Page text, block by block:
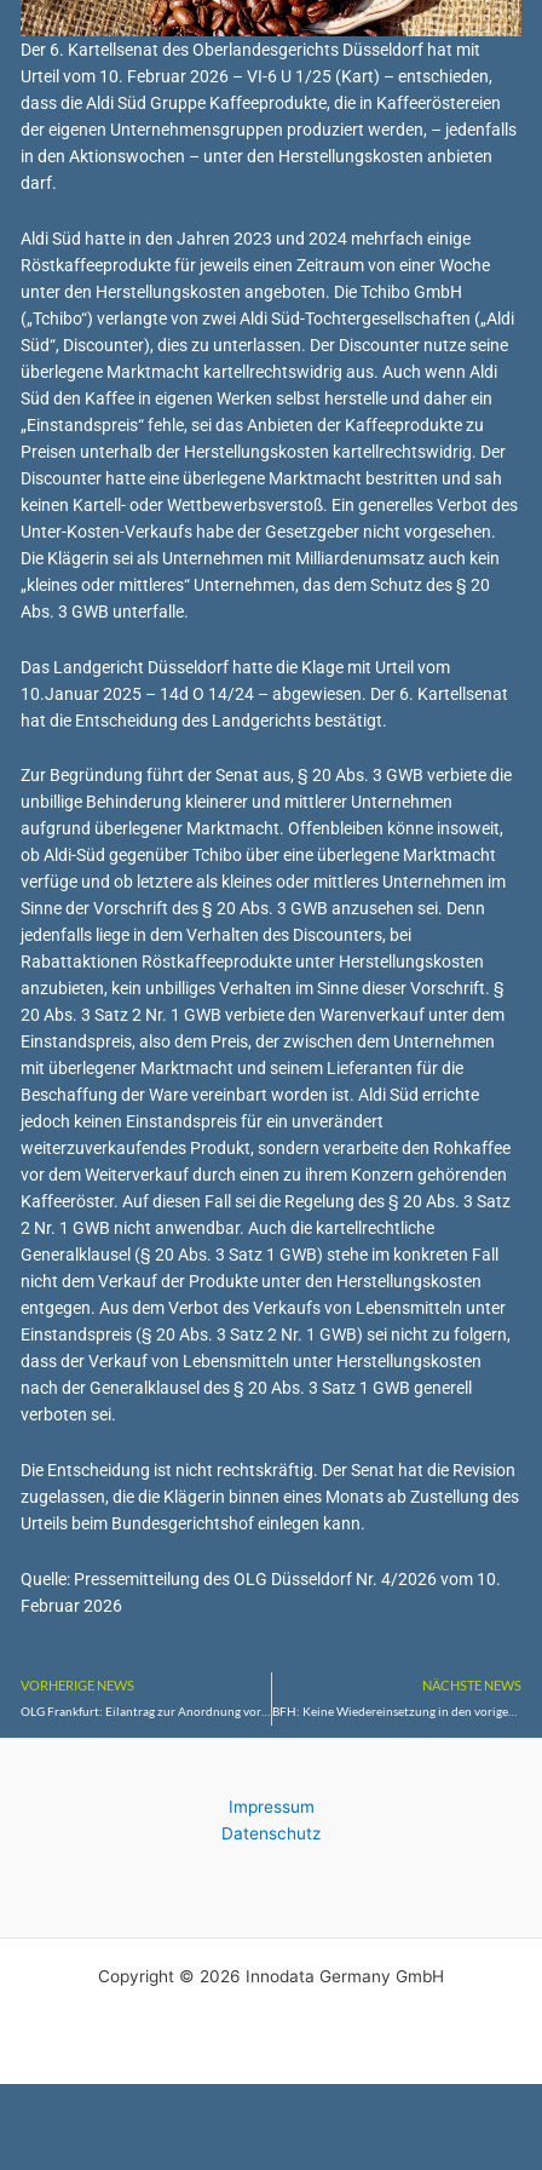
Der 6. Kartellsenat des Oberlandesgerichts Düsseldorf hat mit
Urteil vom 10. Februar 2026 – VI-6 U 1/25 (Kart) – entschieden,
dass die Aldi Süd Gruppe Kaffeeprodukte, die in Kaffeeröstereien
der eigenen Unternehmensgruppen produziert werden, – jedenfalls
in den Aktionswochen – unter den Herstellungskosten anbieten
darf.
Aldi Süd hatte in den Jahren 2023 und 2024 mehrfach einige
Röstkaffeeprodukte für jeweils einen Zeitraum von einer Woche
unter den Herstellungskosten angeboten. Die Tchibo GmbH
(„Tchibo“) verlangte von zwei Aldi Süd-Tochtergesellschaften („Aldi
Süd“, Discounter), dies zu unterlassen. Der Discounter nutze seine
überlegene Marktmacht kartellrechtswidrig aus. Auch wenn Aldi
Süd den Kaffee in eigenen Werken selbst herstelle und daher ein
„Einstandspreis“ fehle, sei das Anbieten der Kaffeeprodukte zu
Preisen unterhalb der Herstellungskosten kartellrechtswidrig. Der
Discounter hatte eine überlegene Marktmacht bestritten und sah
keinen Kartell- oder Wettbewerbsverstoß. Ein generelles Verbot des
Unter-Kosten-Verkaufs habe der Gesetzgeber nicht vorgesehen.
Die Klägerin sei als Unternehmen mit Milliardenumsatz auch kein
„kleines oder mittleres“ Unternehmen, das dem Schutz des § 20
Abs. 3 GWB unterfalle.
Das Landgericht Düsseldorf hatte die Klage mit Urteil vom
10.Januar 2025 – 14d O 14/24 – abgewiesen. Der 6. Kartellsenat
hat die Entscheidung des Landgerichts bestätigt.
Zur Begründung führt der Senat aus, § 20 Abs. 3 GWB verbiete die
unbillige Behinderung kleinerer und mittlerer Unternehmen
aufgrund überlegener Marktmacht. Offenbleiben könne insoweit,
ob Aldi-Süd gegenüber Tchibo über eine überlegene Marktmacht
verfüge und ob letztere als kleines oder mittleres Unternehmen im
Sinne der Vorschrift des § 20 Abs. 3 GWB anzusehen sei. Denn
jedenfalls liege in dem Verhalten des Discounters, bei
Rabattaktionen Röstkaffeeprodukte unter Herstellungskosten
anzubieten, kein unbilliges Verhalten im Sinne dieser Vorschrift. §
20 Abs. 3 Satz 2 Nr. 1 GWB verbiete den Warenverkauf unter dem
Einstandspreis, also dem Preis, der zwischen dem Unternehmen
mit überlegener Marktmacht und seinem Lieferanten für die
Beschaffung der Ware vereinbart worden ist. Aldi Süd errichte
jedoch keinen Einstandspreis für ein unverändert
weiterzuverkaufendes Produkt, sondern verarbeite den Rohkaffee
vor dem Weiterverkauf durch einen zu ihrem Konzern gehörenden
Kaffeeröster. Auf diesen Fall sei die Regelung des § 20 Abs. 3 Satz
2 Nr. 1 GWB nicht anwendbar. Auch die kartellrechtliche
Generalklausel (§ 20 Abs. 3 Satz 1 GWB) stehe im konkreten Fall
nicht dem Verkauf der Produkte unter den Herstellungskosten
entgegen. Aus dem Verbot des Verkaufs von Lebensmitteln unter
Einstandspreis (§ 20 Abs. 3 Satz 2 Nr. 1 GWB) sei nicht zu folgern,
dass der Verkauf von Lebensmitteln unter Herstellungskosten
nach der Generalklausel des § 20 Abs. 3 Satz 1 GWB generell
verboten sei.
Die Entscheidung ist nicht rechtskräftig. Der Senat hat die Revision
zugelassen, die die Klägerin binnen eines Monats ab Zustellung des
Urteils beim Bundesgerichtshof einlegen kann.
Quelle: Pressemitteilung des OLG Düsseldorf Nr. 4/2026 vom 10.
Februar 2026
VORHERIGE NEWS
OLG Frankfurt: Eilantrag zur Anordnung vorläufiger Gewaltschutzmaßnahmen auch längere Zeit nach der Tat möglich
NÄCHSTE NEWS
BFH: Keine Wiedereinsetzung in den vorigen Stand bei Fristversäumnis der grunderwerbsteuerrechtlichen Anzeigepflicht eines Notars
Impressum
Datenschutz
Copyright © 2026 Innodata Germany GmbH